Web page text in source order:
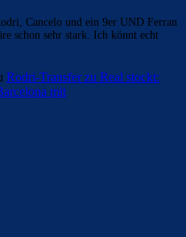
Cancelo und ein 9er UND Ferran
schon sehr stark. Ich könnt echt
Rodri-Transfer zu Real stockt:
mit